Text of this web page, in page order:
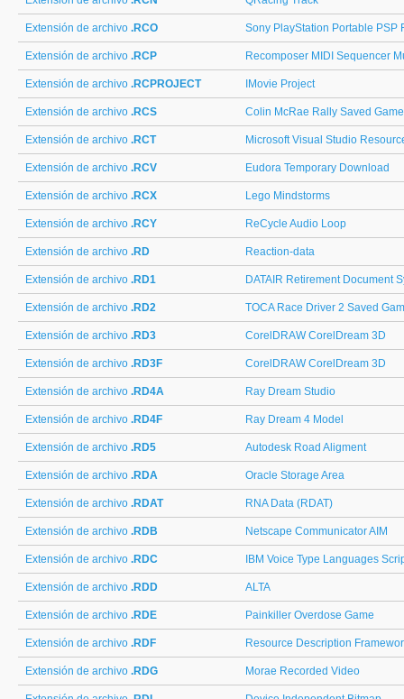
Extensión de archivo .RCO Sony PlayStation Portable PSP
Extensión de archivo .RCP Recomposer MIDI Sequencer
Extensión de archivo .RCPROJECT IMovie Project
Extensión de archivo .RCS Colin McRae Rally Saved Game
Extensión de archivo .RCT Microsoft Visual Studio
Extensión de archivo .RCV Eudora Temporary Download
Extensión de archivo .RCX Lego Mindstorms
Extensión de archivo .RCY ReCycle Audio Loop
Extensión de archivo .RD Reaction-data
Extensión de archivo .RD1 DATAIR Retirement Document
Extensión de archivo .RD2 TOCA Race Driver 2 Saved
Extensión de archivo .RD3 CorelDRAW CorelDream 3D
Extensión de archivo .RD3F CorelDRAW CorelDream 3D
Extensión de archivo .RD4A Ray Dream Studio
Extensión de archivo .RD4F Ray Dream 4 Model
Extensión de archivo .RD5 Autodesk Road Aligment
Extensión de archivo .RDA Oracle Storage Area
Extensión de archivo .RDAT RNA Data (RDAT)
Extensión de archivo .RDB Netscape Communicator AIM
Extensión de archivo .RDC IBM Voice Type Languages
Extensión de archivo .RDD ALTA
Extensión de archivo .RDE Painkiller Overdose Game
Extensión de archivo .RDF Resource Description
Extensión de archivo .RDG Morae Recorded Video